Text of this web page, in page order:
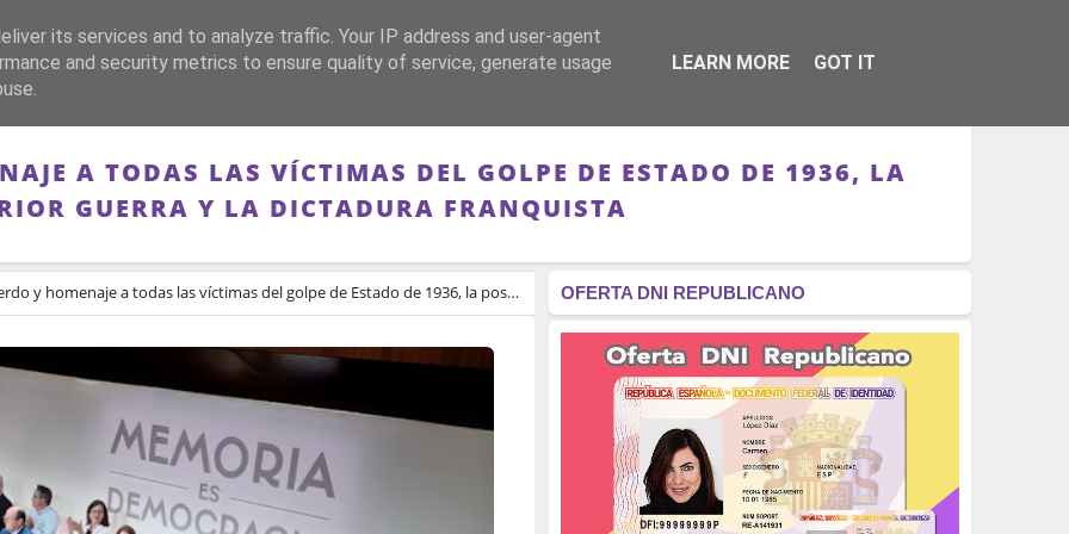
FRANQUISMO GUERRA DE ESPAÑA MEMORIA RÉGIMEN - MONARQUÍA
A TODAS LAS VÍCTIMAS DEL GOLPE DE ESTADO DE 1936, LA
GUERRA Y LA DICTADURA FRANQUISTA
homenaje a todas las víctimas del golpe de Estado de 1936, la posterior guerra y la dictadura franquista OFERTA DNI REPUBLICANO
its services and to analyze traffic. Your IP address and user-agent
and security metrics to ensure quality of service, generate usage
LEARN MORE GOT IT